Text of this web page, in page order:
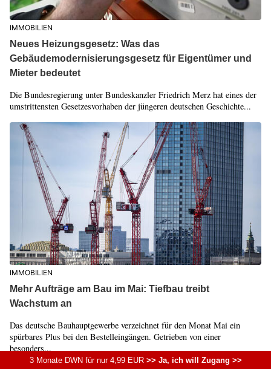
IMMOBILIEN
Neues Heizungsgesetz: Was das
Gebäudemodernisierungsgesetz für Eigentümer und
Mieter bedeutet
Die Bundesregierung unter Bundeskanzler Friedrich Merz hat eines der
umstrittensten Gesetzesvorhaben der jüngeren deutschen Geschichte...
IMMOBILIEN
Mehr Aufträge am Bau im Mai: Tiefbau treibt
Wachstum an
Das deutsche Bauhauptgewerbe verzeichnet für den Monat Mai ein
spürbares Plus bei den Bestelleingängen. Getrieben von einer
besonders...
3 Monate DWN für nur 4,99 EUR>> Ja, ich will Zugang >>